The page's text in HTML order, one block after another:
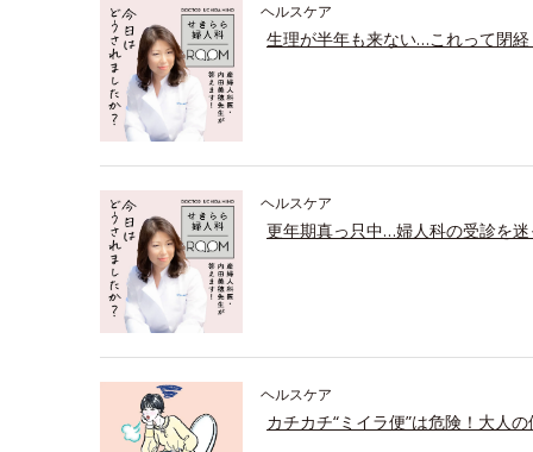
ヘルスケア
生理が半年も来ない…これって閉経
ヘルスケア
更年期真っ只中…婦人科の受診を
ヘルスケア
カチカチ“ミイラ便”は危険！大人